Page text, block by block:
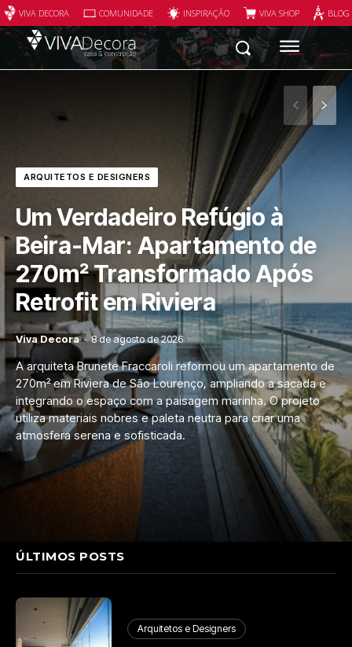
VIVA DECORA COMUNIDADE INSPIRAÇÃO VIVA SHOP
ARQUITETOS E DESIGNERS
Um Verdadeiro Refúgio à
Beira-Mar: Apartamento de
270m² Transformado Após
Retrofit em Riviera
Viva Decora - 8 de agosto de 2026
A arquiteta Brunete Fraccaroli reformou um apartamento de
270m² em Riviera de São Lourenço, ampliando a sacada e
integrando o espaço com a paisagem marinha. O projeto
utiliza materiais nobres e paleta neutra para criar uma
atmosfera serena e sofisticada.
ÚLTIMOS POSTS
Arquitetos e Designers